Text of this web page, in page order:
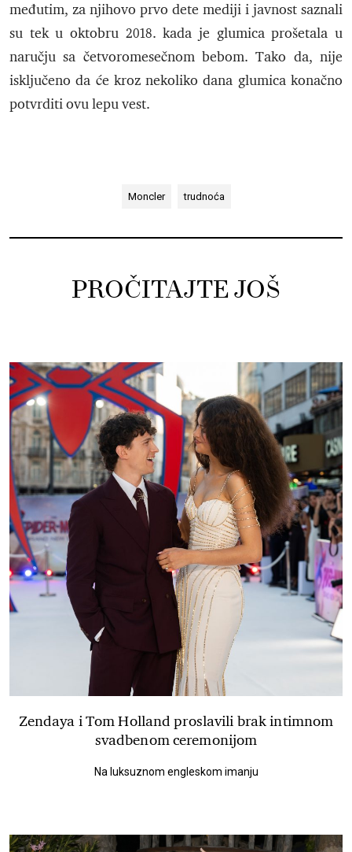
međutim, za njihovo prvo dete mediji i javnost saznali
su tek u oktobru 2018. kada je glumica prošetala u
naručju sa četvoromesečnom bebom. Tako da, nije
isključeno da će kroz nekoliko dana glumica konačno
potvrditi ovu lepu vest.
Moncler trudnoća
PROČITAJTE JOŠ
Zendaya i Tom Holland proslavili brak intimnom
svadbenom ceremonijom
Na luksuznom engleskom imanju